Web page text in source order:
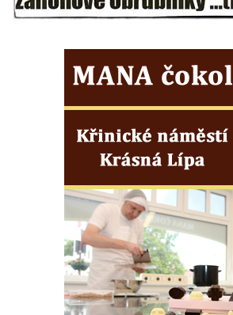
dominikánů v Českých Budějovicích
Budějovicích
Českých Budějovicích
Socha svatého Václava u pramene v
Semilech
Pamětní deska Tomáše Garrigue Masaryka
na radnici v Českých Budějovicích
Pamětní deska na biskupské rezidenci v
Českých Budějovicích
Pamětní deska Josefa Hloucha na